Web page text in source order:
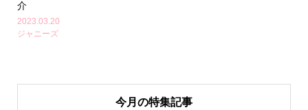
介
2023.03.20
ジャニーズ
今月の特集記事